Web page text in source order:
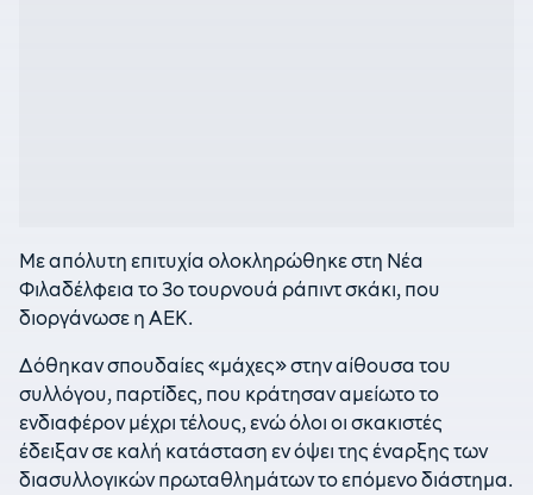
Με απόλυτη επιτυχία ολοκληρώθηκε στη Νέα
Φιλαδέλφεια το 3ο τουρνουά ράπιντ σκάκι, που
διοργάνωσε η ΑΕΚ.
Δόθηκαν σπουδαίες «μάχες» στην αίθουσα του
συλλόγου, παρτίδες, που κράτησαν αμείωτο το
ενδιαφέρον μέχρι τέλους, ενώ όλοι οι σκακιστές
έδειξαν σε καλή κατάσταση εν όψει της έναρξης των
διασυλλογικών πρωταθλημάτων το επόμενο διάστημα.